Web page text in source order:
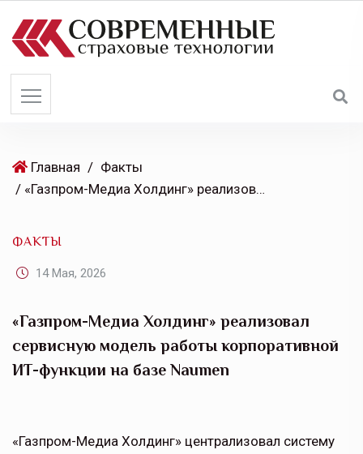
Главная / Факты
/ «Газпром-Медиа Холдинг» реализовал сервисную модель работы корпоративной ИТ-функции на базе Naumen
ФАКТЫ
14 Мая, 2026
«Газпром-Медиа Холдинг» реализовал
сервисную модель работы корпоративной
ИТ-функции на базе Naumen
«Газпром-Медиа Холдинг» централизовал систему